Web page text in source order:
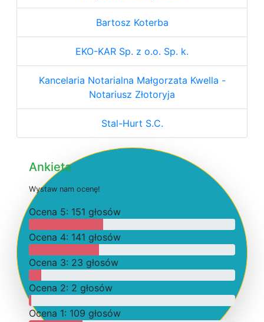
Bartosz Koterba
EKO-KAR Sp. z o.o. Sp. k.
Kancelaria Notarialna Małgorzata Kwella -
Notariusz Złotoryja
Stal-Hurt S.C.
Ankieta
Wystaw nam ocenę!
Ocena 5: 151 głosów
Ocena 4: 141 głosów
Ocena 3: 23 głosów
Ocena 2: 2 głosów
Ocena 1: 109 głosów